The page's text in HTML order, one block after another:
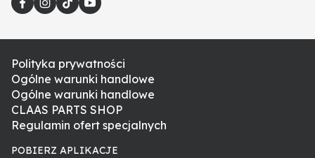
Polityka prywatności
Ogólne warunki handlowe
Ogólne warunki handlowe
CLAAS PARTS SHOP
Regulamin ofert specjalnych
POBIERZ APLIKACJE